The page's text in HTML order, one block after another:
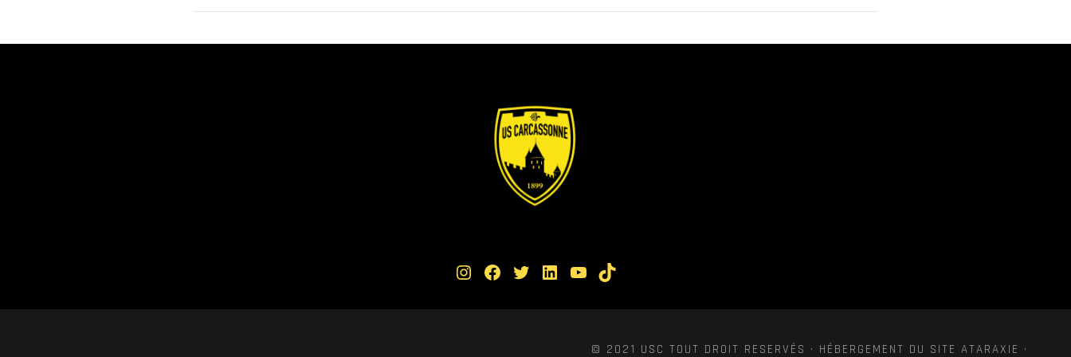
Instagram Facebook Twitter LinkedIn YouTube TikTok
© 2021 USC TOUT DROIT RESERVÉS · HÉBERGEMENT DU SITE ATARAXIE ·